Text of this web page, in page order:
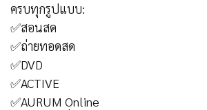
ครบทุกรูปแบบ:
✅สอนสด
✅ถ่ายทอดสด
✅DVD
✅ACTIVE
✅AURUM Online